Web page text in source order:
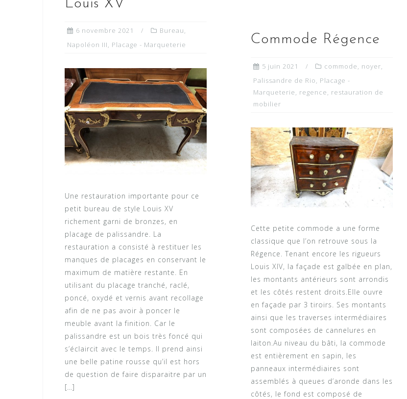
Louis XV
6 novembre 2021 Bureau,
Napoléon III, Placage - Marqueterie
Une restauration importante pour ce
petit bureau de style Louis XV
richement garni de bronzes, en
placage de palissandre. La
restauration a consisté à restituer les
manques de placages en conservant le
maximum de matière restante. En
utilisant du placage tranché, raclé,
poncé, oxydé et vernis avant recollage
afin de ne pas avoir à poncer le
meuble avant la finition. Car le
palissandre est un bois très foncé qui
s’éclaircit avec le temps. Il prend ainsi
une belle patine rousse qu’il est hors
de question de faire disparaitre par un
[…]
Commode Régence
5 juin 2021 commode, noyer,
Palissandre de Rio, Placage -
Marqueterie, regence, restauration de
mobilier
Cette petite commode a une forme
classique que l’on retrouve sous la
Régence. Tenant encore les rigueurs
Louis XIV, la façade est galbée en plan,
les montants antérieurs sont arrondis
et les côtés restent droits.Elle ouvre
en façade par 3 tiroirs. Ses montants
ainsi que les traverses intermédiaires
sont composées de cannelures en
laiton.Au niveau du bâti, la commode
est entièrement en sapin, les
panneaux intermédiaires sont
assemblés à queues d’aronde dans les
côtés, le fond est composé de